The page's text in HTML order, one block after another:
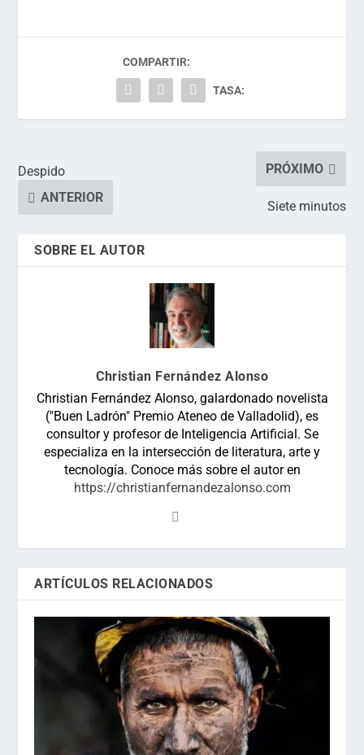
COMPARTIR:
TASA:
Despido
ANTERIOR
PRÓXIMO
Siete minutos
SOBRE EL AUTOR
Christian Fernández Alonso
Christian Fernández Alonso, galardonado novelista
("Buen Ladrón" Premio Ateneo de Valladolid), es
consultor y profesor de Inteligencia Artificial. Se
especializa en la intersección de literatura, arte y
tecnología. Conoce más sobre el autor en
https://christianfernandezalonso.com
ARTÍCULOS RELACIONADOS